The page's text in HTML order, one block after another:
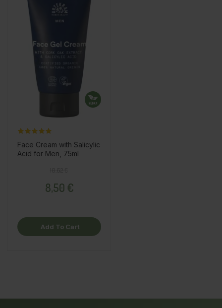
Face Cream with Salicylic
Acid for Men, 75ml
8,50 €
Add To Cart